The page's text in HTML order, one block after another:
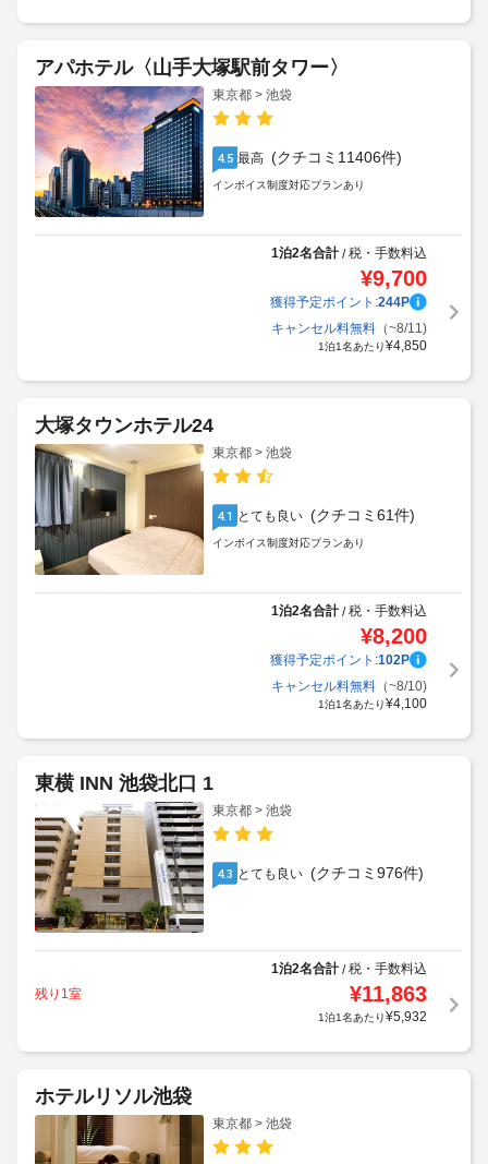
アパホテル〈山手大塚駅前タワー〉
東京都 > 池袋
4.5 最高 (クチコミ11406件)
インボイス制度対応プランあり
1泊2名合計/税・手数料込
¥9,700
獲得予定ポイント:244P
キャンセル料無料（~8/11)
1泊1名あたり¥4,850
大塚タウンホテル24
東京都 > 池袋
4.1 とても良い (クチコミ61件)
インボイス制度対応プランあり
1泊2名合計/税・手数料込
¥8,200
獲得予定ポイント:102P
キャンセル料無料（~8/10)
1泊1名あたり¥4,100
東横 INN 池袋北口 1
東京都 > 池袋
4.3 とても良い (クチコミ976件)
1泊2名合計/税・手数料込
残り1室
¥11,863
1泊1名あたり¥5,932
ホテルリソル池袋
東京都 > 池袋